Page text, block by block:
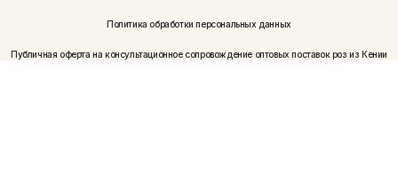
Политика обработки персональных данных
Публичная оферта на консультационное сопровождение оптовых поставок роз из Кении